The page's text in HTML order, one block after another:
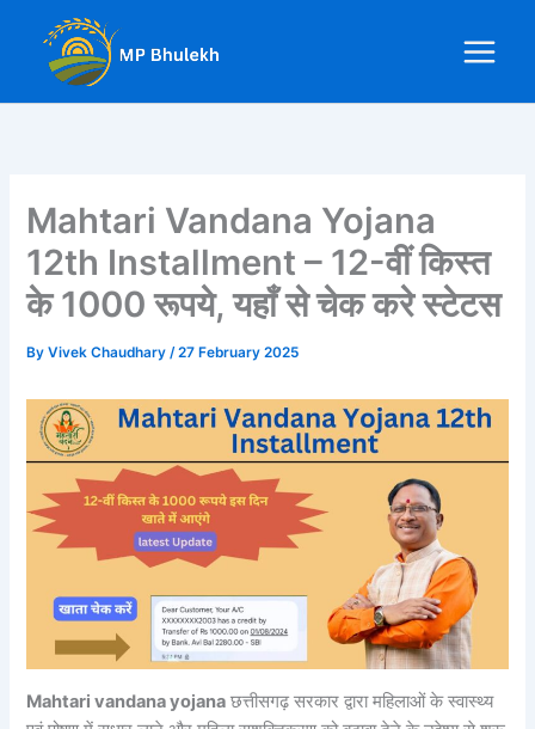
content
Mahtari Vandana Yojana
12th Installment – 12-वीं किस्त
के 1000 रूपये, यहाँ से चेक करे स्टेटस
ByVivek Chaudhary/27 February 2025
Mahtari vandana yojana छत्तीसगढ़ सरकार द्वारा महिलाओं के स्वास्थ्य